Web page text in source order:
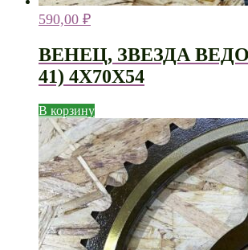
590,00 ₽
ВЕНЕЦ, ЗВЕЗДА
41) 4Х70Х54
В корзину